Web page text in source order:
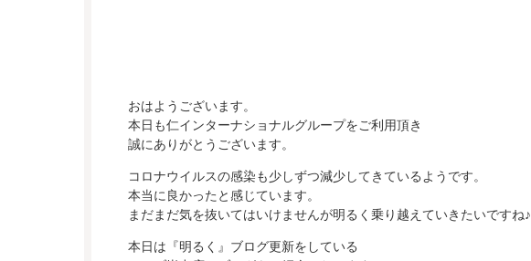
おはようございます。
本日も仁インターナショナルグループをご利用頂き
誠にありがとうございます。
コロナウイルスの感染も少しずつ減少してきているようです。
本当に良かったと感じています。
まだまだ気を抜いてはいけませんが明るく乗り越えていきたいですね♪
本日は『明るく』ブログ更新をしている